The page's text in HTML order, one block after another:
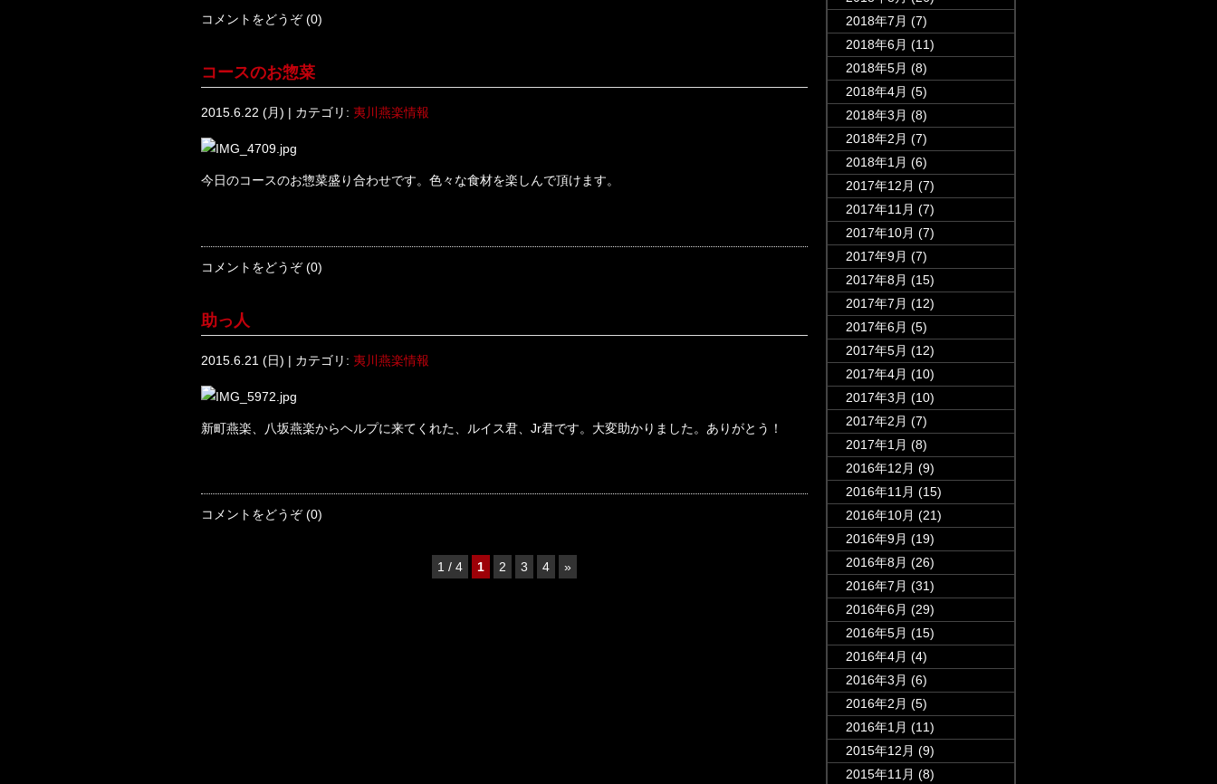
コメントをどうぞ (0)
コースのお惣菜
2015.6.22 (月) | カテゴリ: 夷川燕楽情報
今日のコースのお惣菜盛り合わせです。色々な食材を楽しんで頂けます。
コメントをどうぞ (0)
助っ人
2015.6.21 (日) | カテゴリ: 夷川燕楽情報
新町燕楽、八坂燕楽からヘルプに来てくれた、ルイス君、Jr君です。大変助かりました。ありがとう！
コメントをどうぞ (0)
1 / 4 1 2 3 4 »
2018年7月 (7)
2018年6月 (11)
2018年5月 (8)
2018年4月 (5)
2018年3月 (8)
2018年2月 (7)
2018年1月 (6)
2017年12月 (7)
2017年11月 (7)
2017年10月 (7)
2017年9月 (7)
2017年8月 (15)
2017年7月 (12)
2017年6月 (5)
2017年5月 (12)
2017年4月 (10)
2017年3月 (10)
2017年2月 (7)
2017年1月 (8)
2016年12月 (9)
2016年11月 (15)
2016年10月 (21)
2016年9月 (19)
2016年8月 (26)
2016年7月 (31)
2016年6月 (29)
2016年5月 (15)
2016年4月 (4)
2016年3月 (6)
2016年2月 (5)
2016年1月 (11)
2015年12月 (9)
2015年11月 (8)